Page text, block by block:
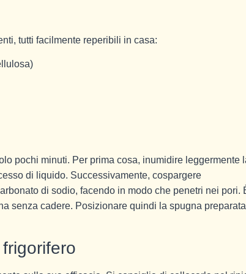
tutti facilmente reperibili in casa:
pochi minuti. Per prima cosa, inumidire leggermente
di liquido. Successivamente, cospargere
di sodio, facendo in modo che penetri nei pori.
senza cadere. Posizionare quindi la spugna